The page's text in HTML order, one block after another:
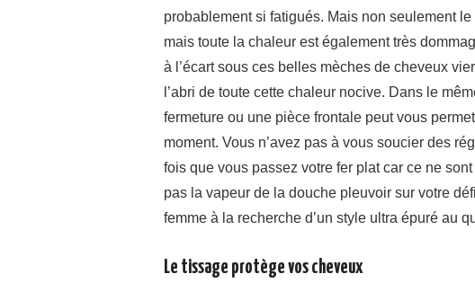
probablement si fatigués. Mais non seulement
mais toute la chaleur est également très
à l’écart sous ces belles mèches de cheveux
l’abri de toute cette chaleur nocive. Dans le
fermeture ou une pièce frontale peut vous
moment. Vous n’avez pas à vous soucier des
fois que vous passez votre fer plat car ce ne
pas la vapeur de la douche pleuvoir sur votre
femme à la recherche d’un style ultra épuré au
Le tissage protège vos cheveux